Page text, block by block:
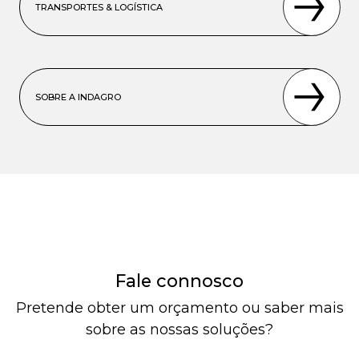
TRANSPORTES & LOGÍSTICA
SOBRE A INDAGRO
Fale connosco
Pretende obter um orçamento ou saber mais
sobre as nossas soluções?